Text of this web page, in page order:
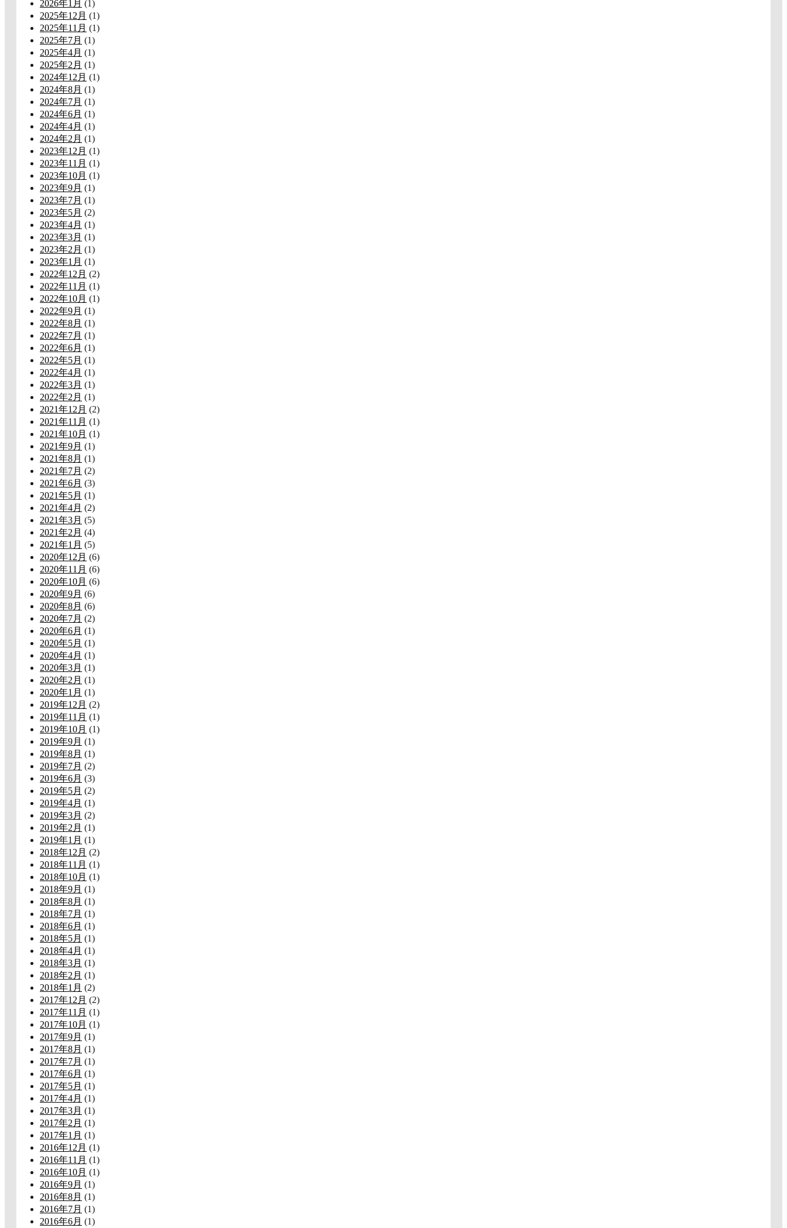
2026年1月 (1)
2025年12月 (1)
2025年11月 (1)
2025年7月 (1)
2025年4月 (1)
2025年2月 (1)
2024年12月 (1)
2024年8月 (1)
2024年7月 (1)
2024年6月 (1)
2024年4月 (1)
2024年2月 (1)
2023年12月 (1)
2023年11月 (1)
2023年10月 (1)
2023年9月 (1)
2023年7月 (1)
2023年5月 (2)
2023年4月 (1)
2023年3月 (1)
2023年2月 (1)
2023年1月 (1)
2022年12月 (2)
2022年11月 (1)
2022年10月 (1)
2022年9月 (1)
2022年8月 (1)
2022年7月 (1)
2022年6月 (1)
2022年5月 (1)
2022年4月 (1)
2022年3月 (1)
2022年2月 (1)
2021年12月 (2)
2021年11月 (1)
2021年10月 (1)
2021年9月 (1)
2021年8月 (1)
2021年7月 (2)
2021年6月 (3)
2021年5月 (1)
2021年4月 (2)
2021年3月 (5)
2021年2月 (4)
2021年1月 (5)
2020年12月 (6)
2020年11月 (6)
2020年10月 (6)
2020年9月 (6)
2020年8月 (6)
2020年7月 (2)
2020年6月 (1)
2020年5月 (1)
2020年4月 (1)
2020年3月 (1)
2020年2月 (1)
2020年1月 (1)
2019年12月 (2)
2019年11月 (1)
2019年10月 (1)
2019年9月 (1)
2019年8月 (1)
2019年7月 (2)
2019年6月 (3)
2019年5月 (2)
2019年4月 (1)
2019年3月 (2)
2019年2月 (1)
2019年1月 (1)
2018年12月 (2)
2018年11月 (1)
2018年10月 (1)
2018年9月 (1)
2018年8月 (1)
2018年7月 (1)
2018年6月 (1)
2018年5月 (1)
2018年4月 (1)
2018年3月 (1)
2018年2月 (1)
2018年1月 (2)
2017年12月 (2)
2017年11月 (1)
2017年10月 (1)
2017年9月 (1)
2017年8月 (1)
2017年7月 (1)
2017年6月 (1)
2017年5月 (1)
2017年4月 (1)
2017年3月 (1)
2017年2月 (1)
2017年1月 (1)
2016年12月 (1)
2016年11月 (1)
2016年10月 (1)
2016年9月 (1)
2016年8月 (1)
2016年7月 (1)
2016年6月 (1)